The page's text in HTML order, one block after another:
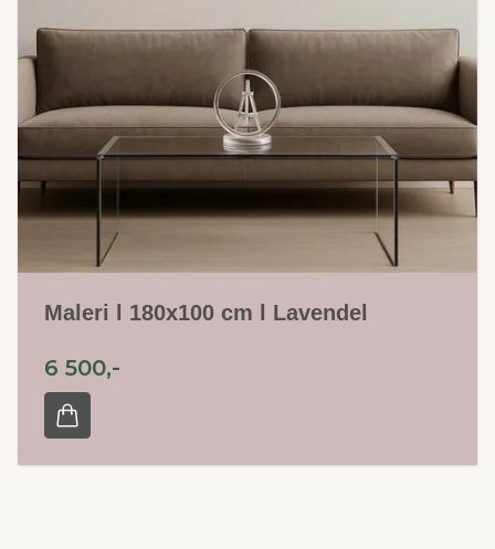
Maleri l 180x100 cm l Lavendel
6 500,-